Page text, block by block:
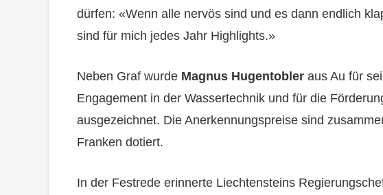
dürfen: «Wenn alle nervös sind und es dann endlich
sind für mich jedes Jahr Highlights.»
Neben Graf wurde Magnus Hugentobler aus Au für
Engagement in der Wassertechnik und für die
ausgezeichnet. Die Anerkennungspreise sind
Franken dotiert.
In der Festrede erinnerte Liechtensteins